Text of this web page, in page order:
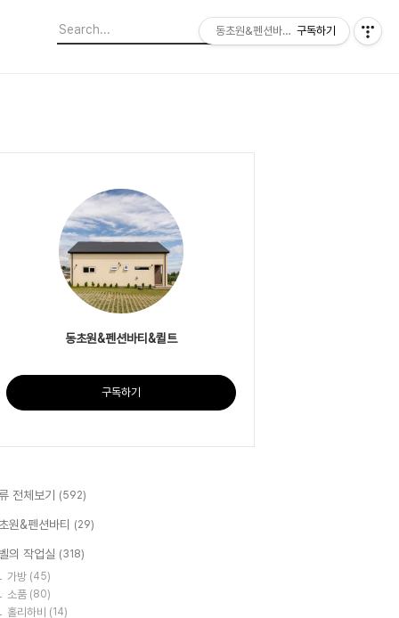
동초원&펜션바티&퀼트
구독하기
전체보기 (592)
원&펜션바티 (29)
의 작업실 (318)
가방 (45)
소품 (80)
홀리하비 (14)
동초원&펜션바티&퀼트
구독하기